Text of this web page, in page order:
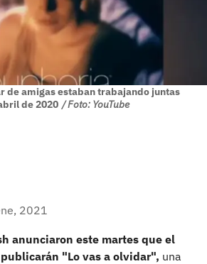
de amigas estaban trabajando juntas
de 2020 / Foto: YouTube
2021
anunciaron este martes que el
"Lo vas a olvidar", una